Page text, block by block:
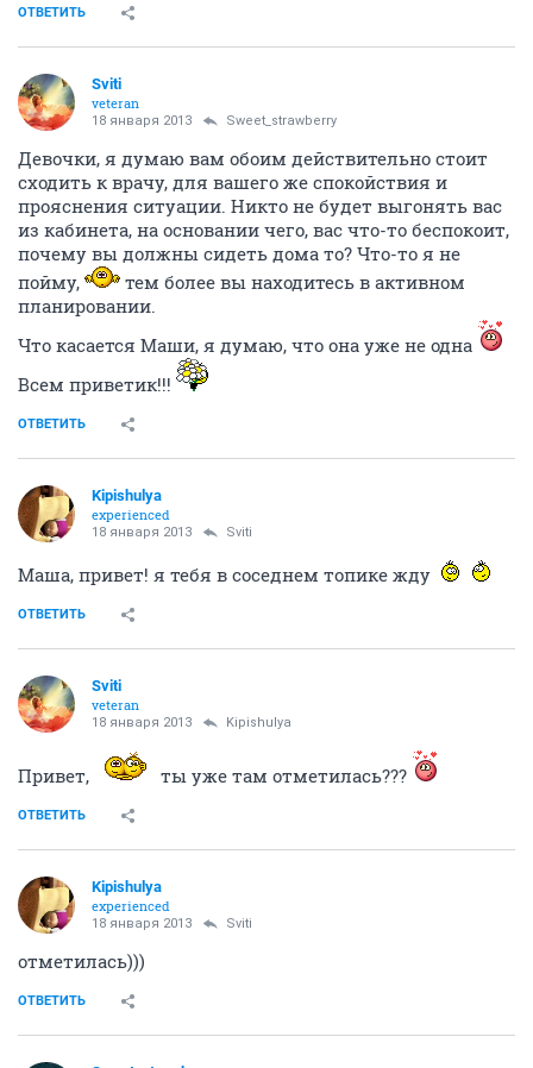
помидоры свекровкины,а мы питаемся отдельно,то я
всю неделю истекала слюной...до выходных,к
выпучились с какой скоростью я их поглащала.
...последний раз у мамы приметила еще 3
баночки
так сказать на будующее
ОТВЕТИТЬ
Sviti
veteran
18 января 2013
Девочки, я думаю вам обоим действительно стоит
сходить к врачу, для вашего же спокойствия и
прояснения ситуации. Никто не будет выгонять вас
почему вы должны сидеть дома то? Что-то я не
пойму,
тем более вы находитесь в активном
планировании.
Что касается Маши, я думаю, что она уже не одна
Всем приветик!!!
experienced
18 января 2013
Маша, привет! я тебя в соседнем топике жду
veteran
18 января 2013
Привет,
ОТВЕТИТЬ